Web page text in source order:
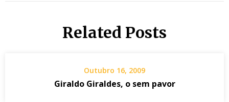
Related Posts
Outubro 16, 2009
Giraldo Giraldes, o sem pavor